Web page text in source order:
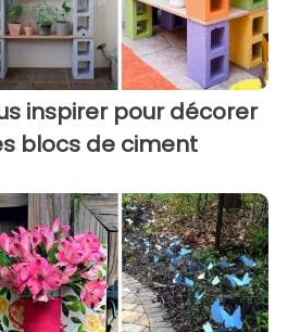
inspirer pour décorer
blocs de ciment